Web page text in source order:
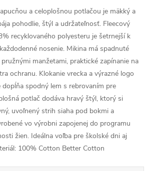
a celoplošnou potlačou je mäkký a
pohodlie, štýl a udržateľnosť. Fleecový
recyklovaného polyesteru je šetrnejší k
nosenie. Mikina má spadnuté
manžetami, praktické zapínanie na
ochranu. Klokanie vrecka a výrazné logo
dopĺňa spodný lem s rebrovaním pre
potlač dodáva hravý štýl, ktorý si
uvoľnený strih siaha pod bokmi a
vo výrobni zapojenej do programu
žien. Ideálna voľba pre školské dni aj
100% Cotton Better Cotton